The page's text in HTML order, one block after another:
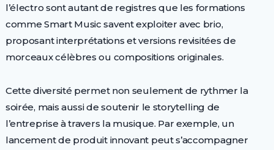
l’électro sont autant de registres que les formations
comme Smart Music savent exploiter avec brio,
proposant interprétations et versions revisitées de
morceaux célèbres ou compositions originales.
Cette diversité permet non seulement de rythmer la
soirée, mais aussi de soutenir le storytelling de
l’entreprise à travers la musique. Par exemple, un
lancement de produit innovant peut s’accompagner